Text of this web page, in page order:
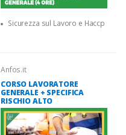
Sicurezza sul Lavoro e Haccp
Anfos.it
CORSO LAVORATORE
GENERALE + SPECIFICA
RISCHIO ALTO